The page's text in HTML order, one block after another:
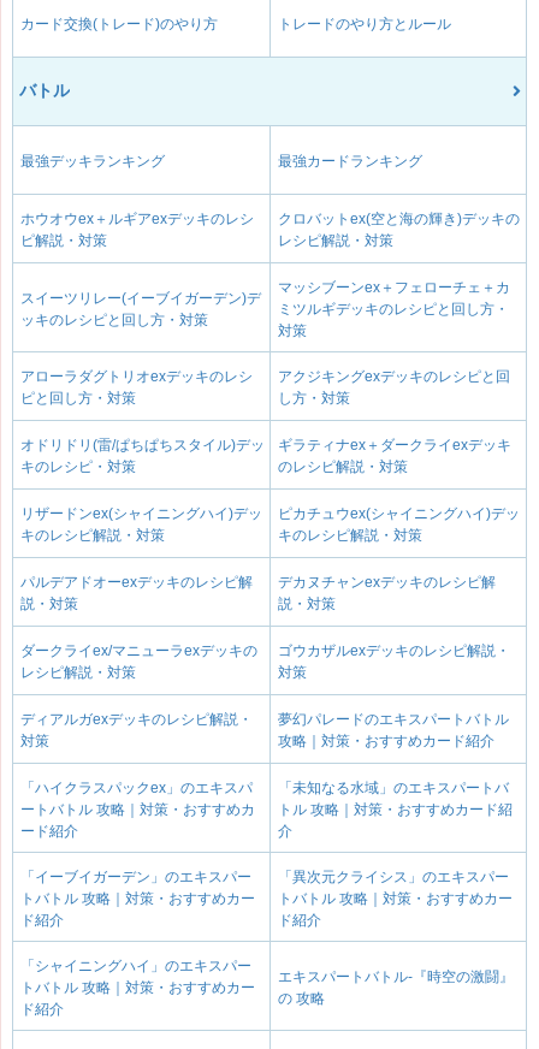
カード交換(トレード)のやり方 トレードのやり方とルール
バトル
最強デッキランキング 最強カードランキング
ホウオウex＋ルギアexデッキのレシ
ピ解説・対策
クロバットex(空と海の輝き)デッキの
レシピ解説・対策
スイーツリレー(イーブイガーデン)デ
ッキのレシピと回し方・対策
マッシブーンex＋フェローチェ＋カ
ミツルギデッキのレシピと回し方・
対策
アローラダグトリオexデッキのレシ
ピと回し方・対策
アクジキングexデッキのレシピと回
し方・対策
オドリドリ(雷/ぱちぱちスタイル)デッ
キのレシピ・対策
ギラティナex＋ダークライexデッキ
のレシピ解説・対策
リザードンex(シャイニングハイ)デッ
キのレシピ解説・対策
ピカチュウex(シャイニングハイ)デッ
キのレシピ解説・対策
パルデアドオーexデッキのレシピ解
説・対策
デカヌチャンexデッキのレシピ解
説・対策
ダークライex/マニューラexデッキの
レシピ解説・対策
ゴウカザルexデッキのレシピ解説・
対策
ディアルガexデッキのレシピ解説・
対策
夢幻パレードのエキスパートバトル
攻略｜対策・おすすめカード紹介
「ハイクラスパックex」のエキスパ
ートバトル 攻略｜対策・おすすめカ
ード紹介
「未知なる水域」のエキスパートバ
トル 攻略｜対策・おすすめカード紹
介
「イーブイガーデン」のエキスパー
トバトル 攻略｜対策・おすすめカー
ド紹介
「異次元クライシス」のエキスパー
トバトル 攻略｜対策・おすすめカー
ド紹介
「シャイニングハイ」のエキスパー
トバトル 攻略｜対策・おすすめカー
ド紹介
エキスパートバトル-『時空の激闘』
の 攻略